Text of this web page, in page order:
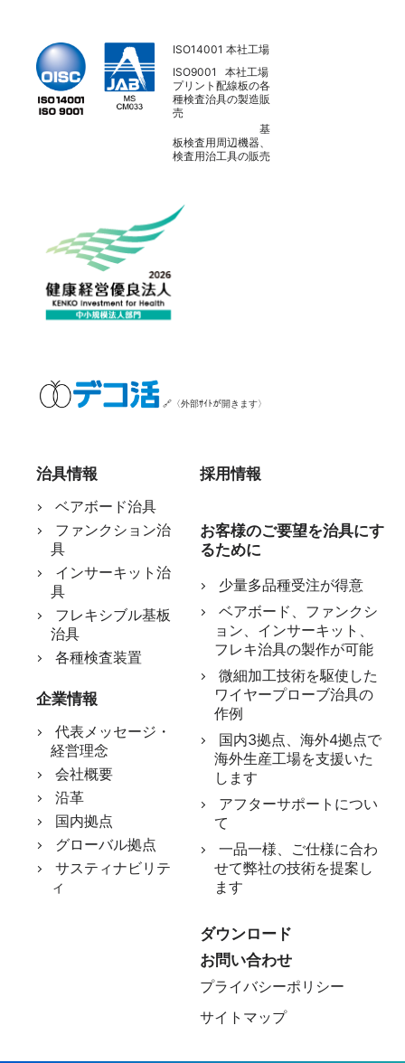
ISO14001 本社工場
ISO9001 本社工場
プリント配線板の各
種検査治具の製造販
売
基
板検査用周辺機器、
検査用治工具の販売
🔗〈外部ｻｲﾄが開きます〉
治具情報
ベアボード治具
ファンクション治
具
インサーキット治
具
フレキシブル基板
治具
各種検査装置
企業情報
代表メッセージ・
経営理念
会社概要
沿革
国内拠点
グローバル拠点
サスティナビリテ
ィ
採用情報
お客様のご要望を治具にす
るために
少量多品種受注が得意
ベアボード、ファンクシ
ョン、インサーキット、
フレキ治具の製作が可能
微細加工技術を駆使した
ワイヤープローブ治具の
作例
国内3拠点、海外4拠点で
海外生産工場を支援いた
します
アフターサポートについ
て
一品一様、ご仕様に合わ
せて弊社の技術を提案し
ます
ダウンロード
お問い合わせ
プライバシーポリシー
サイトマップ